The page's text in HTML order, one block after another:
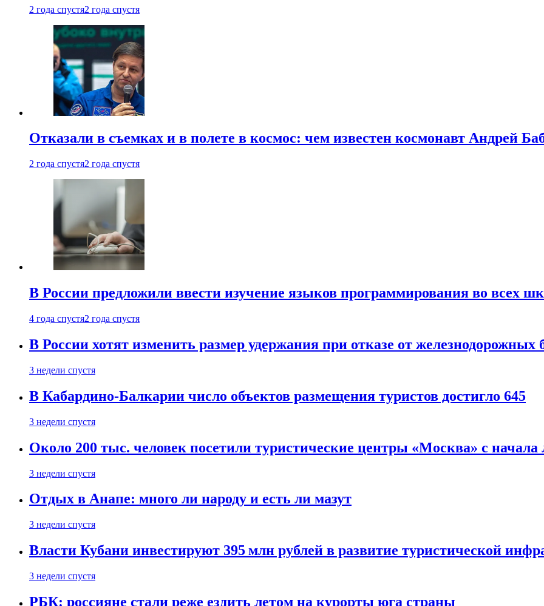
2 года спустя2 года спустя
Отказали в съемках и в полете в космос: чем известен космонавт Андрей
2 года спустя2 года спустя
В России предложили ввести изучение языков программирования во всех
4 года спустя2 года спустя
В России хотят изменить размер удержания при отказе от железнодорожных
3 недели спустя
В Кабардино-Балкарии число объектов размещения туристов достигло 645
3 недели спустя
Около 200 тыс. человек посетили туристические центры «Москва» с начала
3 недели спустя
Отдых в Анапе: много ли народу и есть ли мазут
3 недели спустя
Власти Кубани инвестируют 395 млн рублей в развитие туристической
3 недели спустя
РБК: россияне стали реже ездить летом на курорты юга страны